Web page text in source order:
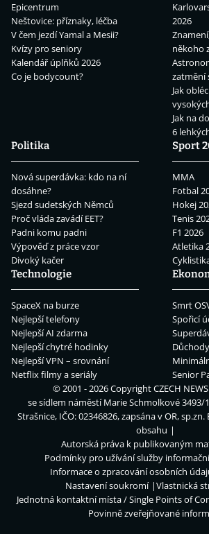
Epicentrum
Neštovice: příznaky, léčba
V čem jezdí Yamal a Mesii?
Kvízy pro seniory
Kalendář úplňků 2026
Co je bodycount?
2026
někoho
zatmění
Jak
Jak na
6
Politika
Nová superdávka: kdo na ní
dosáhne?
Sjezd sudetských Němců
Proč vláda zavádí EET?
Padni komu padni
Výpověď z práce vzor
Divoký kačer
Sport
MMA
Fotbal
Hokej
Tenis
F1 2026
Atletika
Technologie
SpaceX na burze
Nejlepší telefony
Nejlepší AI zdarma
Nejlepší chytré hodinky
Nejlepší VPN – srovnání
Netflix filmy a seriály
Smrt
Spořicí
Senior
© 2001 - 2026 CopyrightCZECH
se sídlem náměstí Marie Schmolkové 3493/
Strašnice, IČO: 02346826, zapsána v OR,
obsahu
Autorská práva k publikovaným
Podmínky pro užívání služby
Informace o zpracování osobních
Nastavení soukromí
Vlastnická
Jednotná kontaktní místa / Single Points of
Povinně zveřejňované